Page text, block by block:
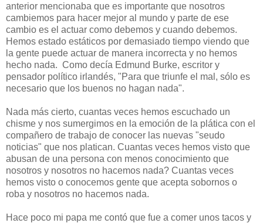
anterior mencionaba que es importante que nosotros
cambiemos para hacer mejor al mundo y parte de ese
cambio es el actuar como debemos y cuando debemos.
Hemos estado estáticos por demasiado tiempo viendo que
la gente puede actuar de manera incorrecta y no hemos
hecho nada. Como decía Edmund Burke, escritor y
pensador político irlandés, "Para que triunfe el mal, sólo es
necesario que los buenos no hagan nada".
Nada más cierto, cuantas veces hemos escuchado un
chisme y nos sumergimos en la emoción de la plática con el
compañero de trabajo de conocer las nuevas "seudo
noticias" que nos platican. Cuantas veces hemos visto que
abusan de una persona con menos conocimiento que
nosotros y nosotros no hacemos nada? Cuantas veces
hemos visto o conocemos gente que acepta sobornos o
roba y nosotros no hacemos nada.
Hace poco mi papa me contó que fue a comer unos tacos y